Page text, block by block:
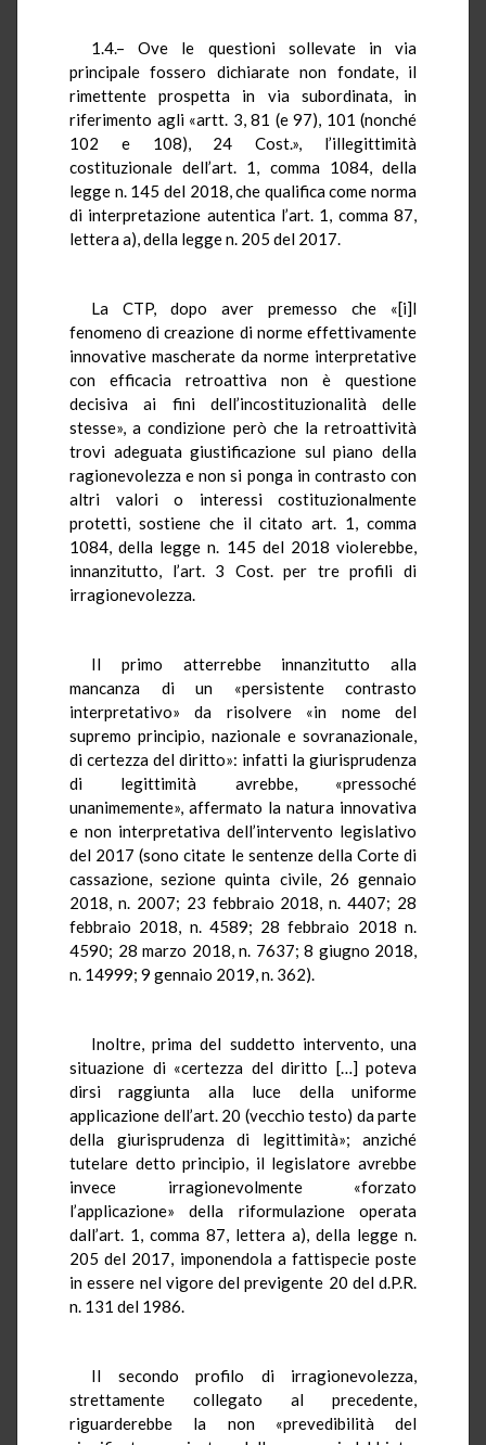
1.4.– Ove le questioni sollevate in via
principale fossero dichiarate non fondate, il
rimettente prospetta in via subordinata, in
riferimento agli «artt. 3, 81 (e 97), 101 (nonché
102 e 108), 24 Cost.», l’illegittimità
costituzionale dell’art. 1, comma 1084, della
legge n. 145 del 2018, che qualifica come norma
di interpretazione autentica l’art. 1, comma 87,
lettera a), della legge n. 205 del 2017.
La CTP, dopo aver premesso che «[i]l
fenomeno di creazione di norme effettivamente
innovative mascherate da norme interpretative
con efficacia retroattiva non è questione
decisiva ai fini dell’incostituzionalità delle
stesse», a condizione però che la retroattività
trovi adeguata giustificazione sul piano della
ragionevolezza e non si ponga in contrasto con
altri valori o interessi costituzionalmente
protetti, sostiene che il citato art. 1, comma
1084, della legge n. 145 del 2018 violerebbe,
innanzitutto, l’art. 3 Cost. per tre profili di
irragionevolezza.
Il primo atterrebbe innanzitutto alla
mancanza di un «persistente contrasto
interpretativo» da risolvere «in nome del
supremo principio, nazionale e sovranazionale,
di certezza del diritto»: infatti la giurisprudenza
di legittimità avrebbe, «pressoché
unanimemente», affermato la natura innovativa
e non interpretativa dell’intervento legislativo
del 2017 (sono citate le sentenze della Corte di
cassazione, sezione quinta civile, 26 gennaio
2018, n. 2007; 23 febbraio 2018, n. 4407; 28
febbraio 2018, n. 4589; 28 febbraio 2018 n.
4590; 28 marzo 2018, n. 7637; 8 giugno 2018,
n. 14999; 9 gennaio 2019, n. 362).
Inoltre, prima del suddetto intervento, una
situazione di «certezza del diritto […] poteva
dirsi raggiunta alla luce della uniforme
applicazione dell’art. 20 (vecchio testo) da parte
della giurisprudenza di legittimità»; anziché
tutelare detto principio, il legislatore avrebbe
invece irragionevolmente «forzato
l’applicazione» della riformulazione operata
dall’art. 1, comma 87, lettera a), della legge n.
205 del 2017, imponendola a fattispecie poste
in essere nel vigore del previgente 20 del d.P.R.
n. 131 del 1986.
Il secondo profilo di irragionevolezza,
strettamente collegato al precedente,
riguarderebbe la non «prevedibilità del